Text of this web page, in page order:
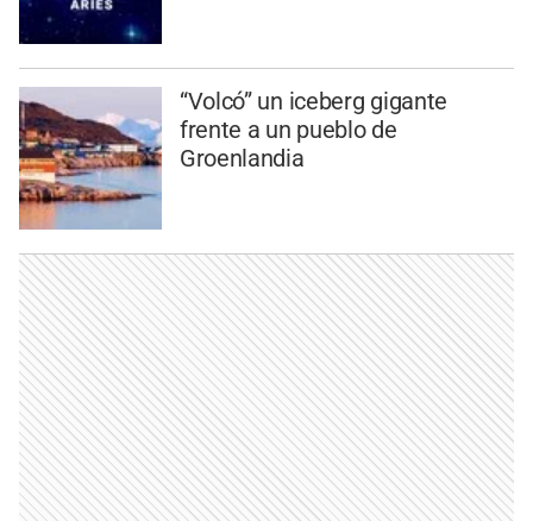
“Volcó” un iceberg gigante
frente a un pueblo de
Groenlandia